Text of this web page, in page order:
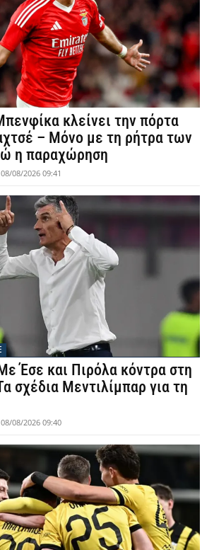
κλείνει την πόρτα
– Μόνο με τη ρήτρα των
η παραχώρηση
08/08/2026 09:41
Έσε και Πιρόλα κόντρα στη
σχέδια Μεντιλίμπαρ για τη
08/08/2026 09:40